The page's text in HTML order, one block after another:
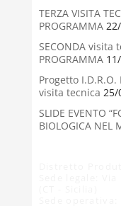
TERZA VISITA
PROGRAMMA22/
SECONDA visita
PROGRAMMA11/
Progetto I.D.R.O.
visita tecnica 25/
SLIDE EVENTO
BIOLOGICA NEL